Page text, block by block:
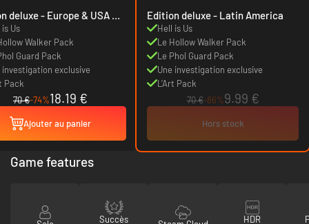
- Europe & USA &
Us
Walker Pack
Guard Pack
investigation exclusive
Pack
70 €-74%18.19 €
Ajouter au panier
Edition deluxe - Latin America
Hell is Us
Le Hollow Walker Pack
Le Phol Guard Pack
Une investigation exclusive
L'Art Pack
70 €-86%9.99 €
Hors stock
Game features
Succès
HDR